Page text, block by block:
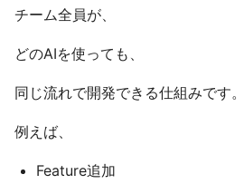
チーム全員が、
どのAIを使っても、
同じ流れで開発できる仕組みです。
例えば、
Feature追加